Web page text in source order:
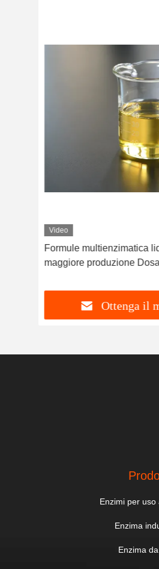
Video
Formule multienzimatica
maggiore produzione
Ottenga il
Enzimi per uso
Enzima
Enzima